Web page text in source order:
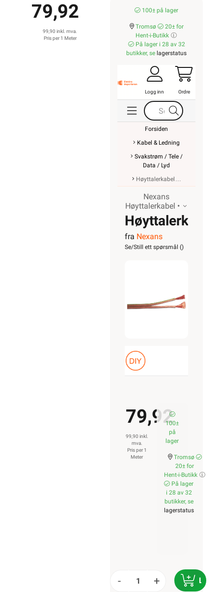
79,92
99,90 inkl. mva.
Pris per 1 Meter
100± på lager
Tromsø
20± for
Hent-i-Butikk
På lager i 28 av 32
butikker, se lagerstatus
Logg inn Ordre
Forsiden
Kabel & Ledning
Svakstrøm / Tele /
Data / Lyd
Høyttalerkabel
Nexans
Høyttalerkabel •
Høyttalerkabel
transp
fra Nexans
Se/Still ett spørsmål ()
79,92
99,90 inkl.
mva.
Pris per 1
Meter
100±
på
lager
Tromsø
20± for
Hent-i-Butikk
På lager
i 28 av 32
butikker, se
lagerstatus
- +